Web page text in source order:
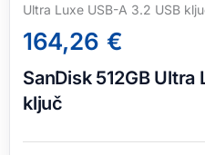
Ultra Luxe USB-A 3.2 USB
164,26 €
SanDisk 512GB Ultra
ključ